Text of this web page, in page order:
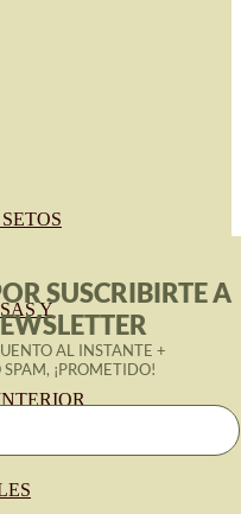
Y
SUSCRIBIRTE A
AL INSTANTE +
¡PROMETIDO!